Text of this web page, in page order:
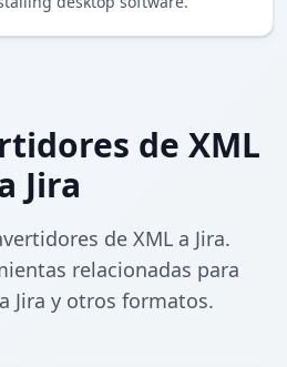
de XML
Jira
de XML a Jira.
relacionadas para
Jira y otros formatos.